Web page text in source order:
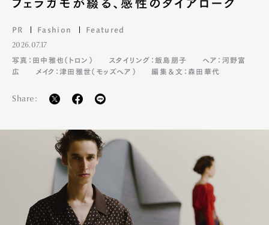
フェラガモが綴る、感性のダイアローグ
PR Fashion Featured
2026.07.17
写真：田中雅也（トロン）
スタイリング：飯島朋子
ヘア：河野富
広
メイク：津田雅世（モッズヘア） 編集＆文：森田華代
Share: